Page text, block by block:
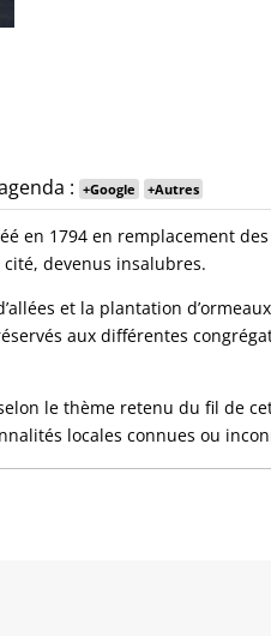
: +Google +Autres
en 1794 en remplacement
cité, devenus insalubres.
et la plantation
aux différentes
le thème retenu du fil de
locales connues ou